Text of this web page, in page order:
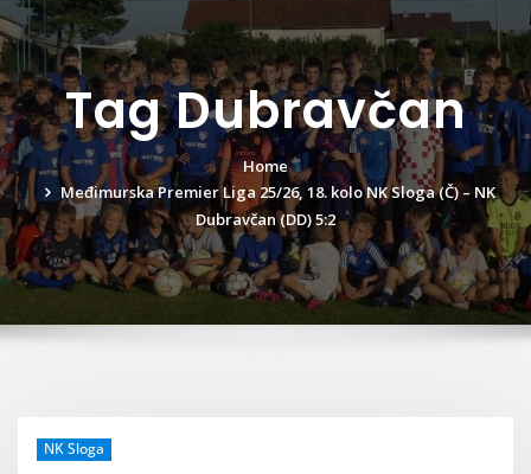
Tag Dubravčan
Home
Međimurska Premier Liga 25/26, 18. kolo NK Sloga (Č) – NK
Dubravčan (DD) 5:2
NK Sloga